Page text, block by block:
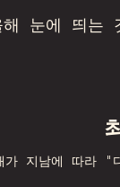
해 눈에 띄는
가 지남에 따라 "